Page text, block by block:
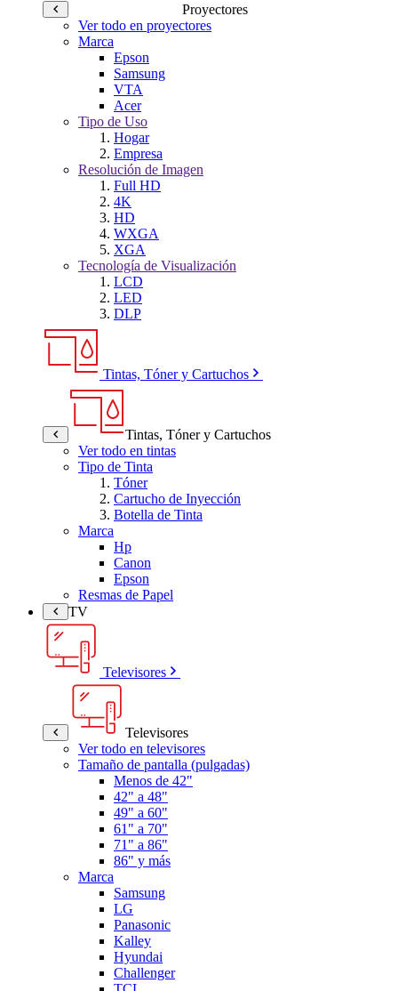
Proyectores
Ver todo en proyectores
Marca
Epson
Samsung
VTA
Acer
Tipo de Uso
Hogar
Empresa
Resolución de Imagen
Full HD
4K
HD
WXGA
XGA
Tecnología de Visualización
LCD
LED
DLP
Tintas, Tóner y Cartuchos
Tintas, Tóner y Cartuchos
Ver todo en tintas
Tipo de Tinta
Tóner
Cartucho de Inyección
Botella de Tinta
Marca
Hp
Canon
Epson
Resmas de Papel
TV
Televisores
Televisores
Ver todo en televisores
Tamaño de pantalla (pulgadas)
Menos de 42"
42" a 48"
49" a 60"
61" a 70"
71" a 86"
86" y más
Marca
Samsung
LG
Panasonic
Kalley
Hyundai
Challenger